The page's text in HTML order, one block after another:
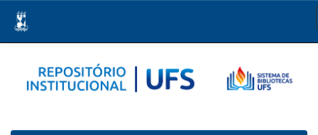
navigation